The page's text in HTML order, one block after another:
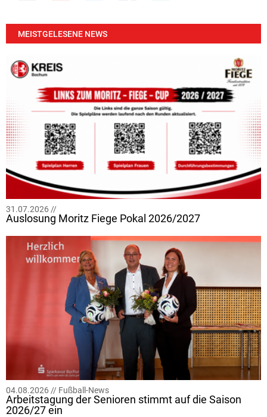
MEISTGELESENE NEWS
31.07.2026 //
Auslosung Moritz Fiege Pokal 2026/2027
04.08.2026 // Fußball-News
Arbeitstagung der Senioren stimmt auf die Saison
2026/27 ein